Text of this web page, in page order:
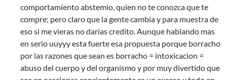
comportamiento abstemio, quien no te conozca que te
compre; pero claro que la gente cambia y para muestra de
eso si me vieras no darias credito. Aunque hablando mas
en serio uuyyy esta fuerte esa propuesta porque borracho
por las razones que sean es borracho = intoxicacion =
abuso del cuerpo y del organismo y por muy divertido que